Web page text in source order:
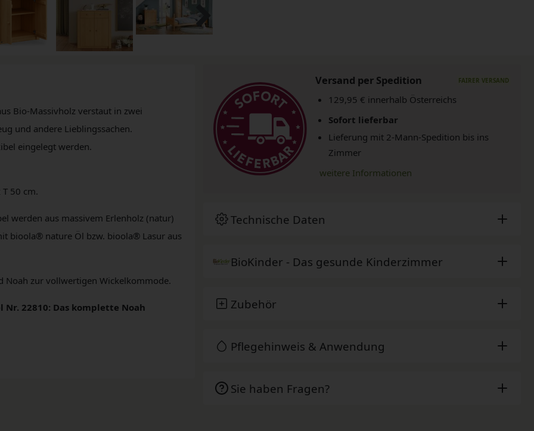
Bio-Massivholz verstaut in zwei
und andere Lieblingssachen.
eingelegt werden.
50 cm.
werden aus massivem Erlenholz (natur)
bioola® nature Öl bzw. bioola® Lasur aus
Noah zur vollwertigen Wickelkommode.
22810: Das komplette Noah
Versand per Spedition
129,95 € innerhalb Österreichs
Sofort lieferbar
Lieferung mit 2-Mann-Spedition bis ins
Zimmer
weitere Informationen
Technische Daten
BioKinder - Das gesunde Kinderzimmer
Zubehör
Pflegehinweis & Anwendung
Sie haben Fragen?